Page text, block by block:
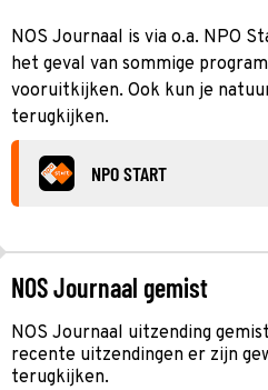
NOS Journaal is via o.a. NPO
het geval van sommige
vooruitkijken. Ook kun je
terugkijken.
NPO START
NOS Journaal gemist
NOS Journaal uitzending
recente uitzendingen er zijn
terugkijken.